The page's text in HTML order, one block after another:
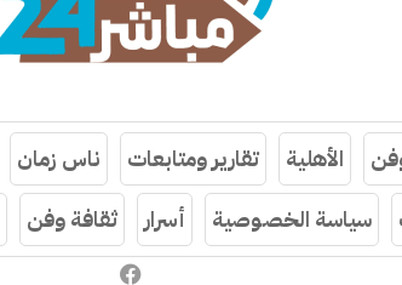
الأهلية تقارير ومتابعات ناس زمان
سياسة الخصوصية أسرار ثقافة وفن
فيسبوك